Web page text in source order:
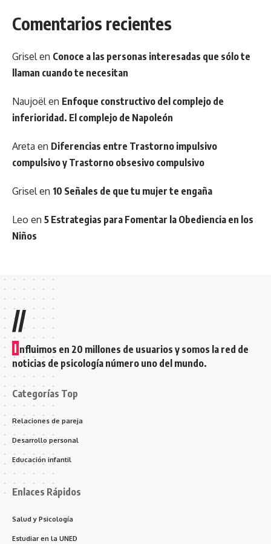
Comentarios recientes
Griselen Conoce a las personas interesadas que sólo te
llaman cuando te necesitan
Naujoëlen Enfoque constructivo del complejo de
inferioridad. El complejo de Napoleón
Areta en Diferencias entre Trastorno impulsivo
compulsivo y Trastorno obsesivo compulsivo
Griselen 10 Señales de que tu mujer te engaña
Leo en 5 Estrategias para Fomentar la Obediencia en los
Niños
//
I nfluimos en 20 millones de usuarios y somos la red de
noticias de psicología número uno del mundo.
Categorías Top
Relaciones de pareja
Desarrollo personal
Educación infantil
Enlaces Rápidos
Salud y Psicología
Estudiar en la UNED